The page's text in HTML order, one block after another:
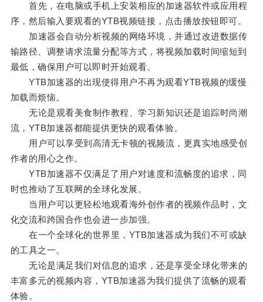
首先，在电脑或手机上安装相应的加速器软件或应用程
序，然后输入要观看的YTB视频链接，点击播放按钮即可。
加速器会自动分析视频的网络环境，并通过改进数据传
输路径、调整请求流量分配等方式，将视频加载时间缩短到
最低，确保用户可以即时开始观看。
YTB加速器的出现使得用户不再为观看YTB视频的缓慢
加载而烦恼。
无论是观看美食制作教程、学习新知识还是追踪时尚潮
流，YTB加速器都能提供更快的观看体验。
用户可以享受到高清无卡顿的视频流，更真实地感受创
作者的用心之作。
YTB加速器不仅满足了用户对速度和流畅度的追求，同
时也推动了互联网的全球化发展。
当用户可以更轻松地观看海外创作者的视频作品时，文
化交流和跨国合作也会进一步加强。
在一个全球化的世界里，YTB加速器成为我们不可或缺
的工具之一。
无论是满足我们对信息的追求，还是享受全球化带来的
丰富多元的视频内容，YTB加速器为我们提供了流畅的观看
体验。